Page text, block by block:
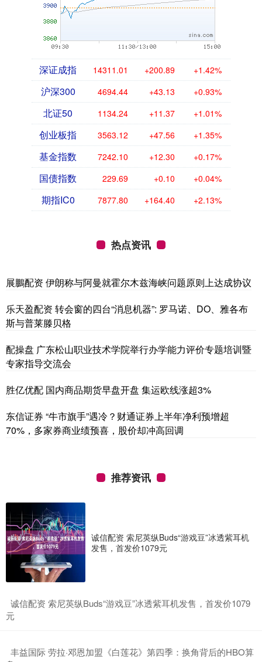
深证成指 14311.01 +200.89 +1.42%
沪深300 4694.44 +43.13 +0.93%
北证50 1134.24 +11.37 +1.01%
创业板指 3563.12 +47.56 +1.35%
基金指数 7242.10 +12.30 +0.17%
国债指数 229.69 +0.10 +0.04%
期指IC0 7877.80 +164.40 +2.13%
热点资讯
展鵬配资 伊朗称与阿曼就霍尔木兹海峡问题原则上达成协议
乐天盈配资 转会窗的四台“消息机器”: 罗马诺、DO、雅各布
斯与普莱滕贝格
配操盘 广东松山职业技术学院举行办学能力评价专题培训暨
专家指导交流会
胜亿优配 国内商品期货早盘开盘 集运欧线涨超3%
东信证券 “牛市旗手”遇冷？财通证券上半年净利预增超
70%，多家券商业绩预喜，股价却冲高回调
推荐资讯
诚信配资 索尼英纵Buds“游戏豆”冰透紫耳机
发售，首发价1079元
​诚信配资 索尼英纵Buds“游戏豆”冰透紫耳机发售，首发价1079
元
​丰益国际 劳拉·邓恩加盟《白莲花》第四季：换角背后的HBO算